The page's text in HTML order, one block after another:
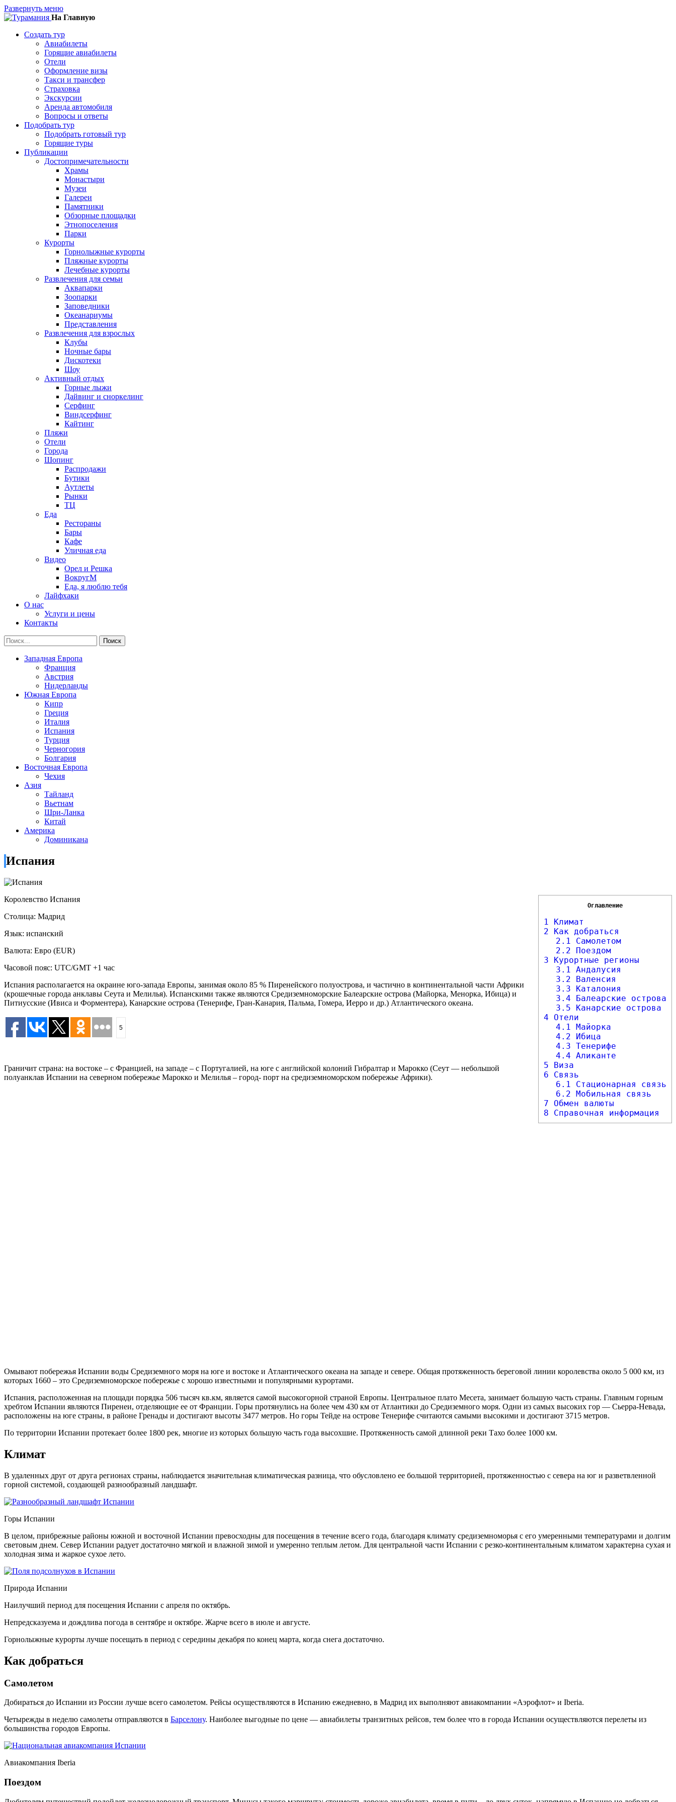
Развернуть меню
На Главную
Создать тур
Авиабилеты
Горящие авиабилеты
Отели
Оформление визы
Такси и трансфер
Страховка
Экскурсии
Аренда автомобиля
Вопросы и ответы
Подобрать тур
Подобрать готовый тур
Горящие туры
Публикации
Достопримечательности
Храмы
Монастыри
Музеи
Галереи
Памятники
Обзорные площадки
Этнопоселения
Парки
Курорты
Горнолыжные курорты
Пляжные курорты
Лечебные курорты
Развлечения для семьи
Аквапарки
Зоопарки
Заповедники
Океанариумы
Представления
Развлечения для взрослых
Клубы
Ночные бары
Дискотеки
Шоу
Активный отдых
Горные лыжи
Дайвинг и сноркелинг
Серфинг
Виндсерфинг
Кайтинг
Пляжи
Отели
Города
Шопинг
Распродажи
Бутики
Аутлеты
Рынки
ТЦ
Еда
Рестораны
Бары
Кафе
Уличная еда
Видео
Орел и Решка
ВокругМ
Еда, я люблю тебя
Лайфхаки
О нас
Услуги и цены
Контакты
Западная Европа
Франция
Австрия
Нидерланды
Южная Европа
Кипр
Греция
Италия
Испания
Турция
Черногория
Болгария
Восточная Европа
Чехия
Азия
Тайланд
Вьетнам
Шри-Ланка
Китай
Америка
Доминикана
Испания
Оглавление
1 Климат
2 Как добраться
2.1 Самолетом
2.2 Поездом
3 Курортные регионы
3.1 Андалусия
3.2 Валенсия
3.3 Каталония
3.4 Балеарские острова
3.5 Канарские острова
4 Отели
4.1 Майорка
4.2 Ибица
4.3 Тенерифе
4.4 Аликанте
5 Виза
6 Связь
6.1 Стационарная связь
6.2 Мобильная связь
7 Обмен валюты
8 Справочная информация
Королевство Испания
Столица: Мадрид
Язык: испанский
Валюта: Евро (EUR)
Часовой пояс: UTC/GMT +1 час
Испания располагается на окраине юго-запада Европы, занимая около 85 % Пиренейского полуострова, и частично в континентальной части Африки
(крошечные города анклавы Сеута и Мелилья). Испанскими также являются Средиземноморские Балеарские острова (Майорка, Менорка, Ибица) и
Питиусские (Ивиса и Форментера), Канарские острова (Тенерифе, Гран-Канария, Пальма, Гомера, Иерро и др.) Атлантического океана.
5
Граничит страна: на востоке – с Францией, на западе – с Португалией, на юге с английской колоний Гибралтар и Марокко (Сеут — небольшой
полуанклав Испании на северном побережье Марокко и Мелилья – город- порт на средиземноморском побережье Африки).
Омывают побережья Испании воды Средиземного моря на юге и востоке и Атлантического океана на западе и севере. Общая протяженность береговой линии королевства около 5 000 км, из
которых 1660 – это Средиземноморское побережье с хорошо известными и популярными курортами.
Испания, расположенная на площади порядка 506 тысяч кв.км, является самой высокогорной страной Европы. Центральное плато Месета, занимает большую часть страны. Главным горным
хребтом Испании являются Пиренеи, отделяющие ее от Франции. Горы протянулись на более чем 430 км от Атлантики до Средиземного моря. Одни из самых высоких гор — Сьерра-Невада,
расположены на юге страны, в районе Гренады и достигают высоты 3477 метров. Но горы Тейде на острове Тенерифе считаются самыми высокими и достигают 3715 метров.
По территории Испании протекает более 1800 рек, многие из которых большую часть года высохшие. Протяженность самой длинной реки Тахо более 1000 км.
Климат
В удаленных друг от друга регионах страны, наблюдается значительная климатическая разница, что обусловлено ее большой территорией, протяженностью с севера на юг и разветвленной
горной системой, создающей разнообразный ландшафт.
Горы Испании
В целом, прибрежные районы южной и восточной Испании превосходны для посещения в течение всего года, благодаря климату средиземноморья с его умеренными температурами и долгим
световым днем. Север Испании радует достаточно мягкой и влажной зимой и умеренно теплым летом. Для центральной части Испании с резко-континентальным климатом характерна сухая и
холодная зима и жаркое сухое лето.
Природа Испании
Наилучший период для посещения Испании с апреля по октябрь.
Непредсказуема и дождлива погода в сентябре и октябре. Жарче всего в июле и августе.
Горнолыжные курорты лучше посещать в период с середины декабря по конец марта, когда снега достаточно.
Как добраться
Самолетом
Добираться до Испании из России лучше всего самолетом. Рейсы осуществляются в Испанию ежедневно, в Мадрид их выполняют авиакомпании «Аэрофлот» и Iberia.
Четырежды в неделю самолеты отправляются в Барселону. Наиболее выгодные по цене — авиабилеты транзитных рейсов, тем более что в города Испании осуществляются перелеты из
большинства городов Европы.
Авиакомпания Iberia
Поездом